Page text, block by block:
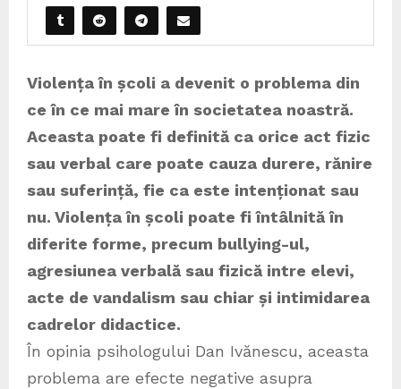
Violența în școli a devenit o problema din
ce în ce mai mare în societatea noastră.
Aceasta poate fi definită ca orice act fizic
sau verbal care poate cauza durere, rănire
sau suferință, fie ca este intenționat sau
nu. Violența în școli poate fi întâlnită în
diferite forme, precum bullying-ul,
agresiunea verbală sau fizică intre elevi,
acte de vandalism sau chiar și intimidarea
cadrelor didactice.
În opinia psihologului Dan Ivănescu, aceasta
problema are efecte negative asupra